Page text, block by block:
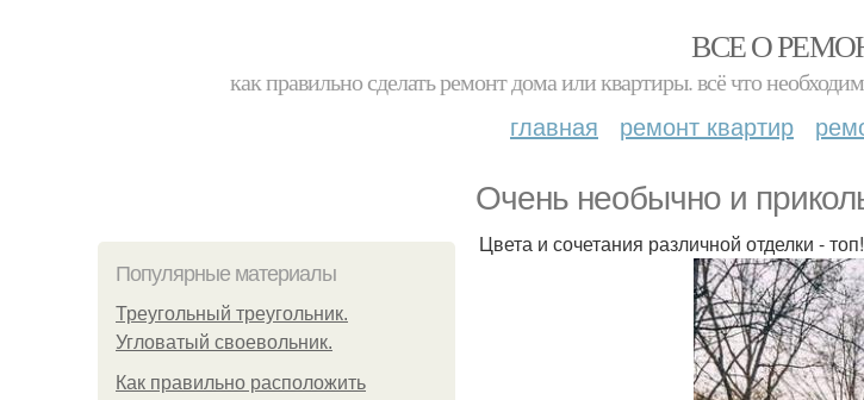
ВСЕ О
как правильно сделать ремонт дома или квартиры. всё что
главная ремонт квартир
Очень необычно и
Популярные материалы
Треугольный треугольник.
Угловатый своевольник.
Как правильно расположить
Цвета и сочетания различной отделки - топ!